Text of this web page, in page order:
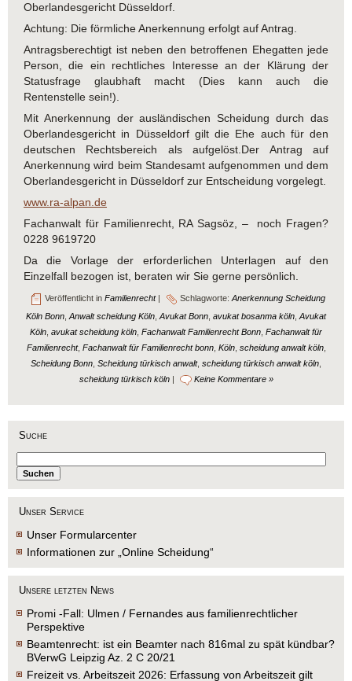
Suche
Unser Service
Unser Formularcenter
Informationen zur „Online Scheidung“
Unsere letzten News
Promi -Fall: Ulmen / Fernandes aus familienrechtlicher
Perspektive
Beamtenrecht: ist ein Beamter nach 816mal zu spät kündbar?
BVerwG Leipzig Az. 2 C 20/21
Freizeit vs. Arbeitszeit 2026: Erfassung von Arbeitszeit gilt
Oberlandesgericht Düsseldorf.
Achtung: Die förmliche Anerkennung erfolgt auf Antrag.
Antragsberechtigt ist neben den betroffenen Ehegatten jede
Person, die ein rechtliches Interesse an der Klärung der
Statusfrage glaubhaft macht (Dies kann auch die
Rentenstelle sein!).
Mit Anerkennung der ausländischen Scheidung durch das
Oberlandesgericht in Düsseldorf gilt die Ehe auch für den
deutschen Rechtsbereich als aufgelöst.Der Antrag auf
Anerkennung wird beim Standesamt aufgenommen und dem
Oberlandesgericht in Düsseldorf zur Entscheidung vorgelegt.
www.ra-alpan.de
Fachanwalt für Familienrecht, RA Sagsöz, – noch Fragen?
0228 9619720
Da die Vorlage der erforderlichen Unterlagen auf den
Einzelfall bezogen ist, beraten wir Sie gerne persönlich.
Veröffentlicht in Familienrecht| Schlagworte:Anerkennung Scheidung
Köln Bonn Anwalt scheidung Köln Avukat Bonn avukat bosanma köln Avukat
Köln avukat scheidung köln Fachanwalt Familienrecht Bonn Fachanwalt für
Familienrecht, Fachanwalt für Familienrecht bonn, Köln, scheidung anwalt köln,
Scheidung Bonn Scheidung türkisch anwalt, scheidung türkisch anwalt köln
scheidung türkisch köln| Keine Kommentare »